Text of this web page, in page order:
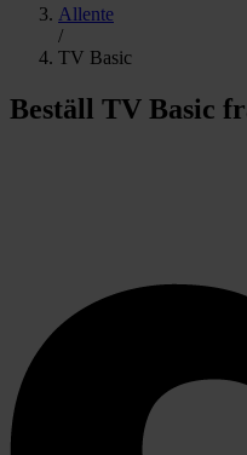
Allente
/
TV Basic
Beställ TV Basic